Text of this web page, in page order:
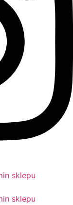
sklepu
sklepu